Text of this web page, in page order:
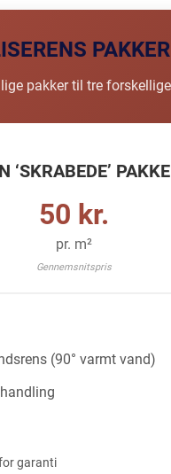
PAKKER
pakker til tre
‘SKRABEDE’ PAKKE
50 kr.
pr. m²
Gennemsnitspris
(90° varmt vand)
garanti